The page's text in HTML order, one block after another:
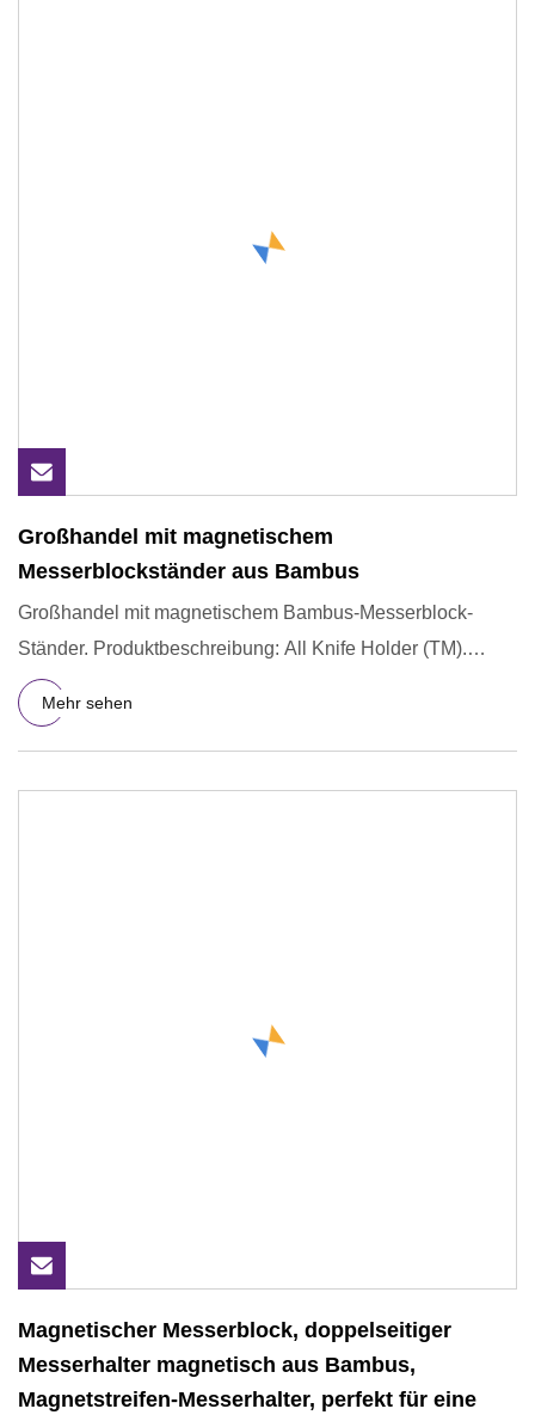
Großhandel mit magnetischem
Messerblockständer aus Bambus
Großhandel mit magnetischem Bambus-Messerblock-
Ständer. Produktbeschreibung: All Knife Holder (TM).
Warum All Knife Hol
Mehr sehen
Magnetischer Messerblock, doppelseitiger
Messerhalter magnetisch aus Bambus,
Magnetstreifen-Messerhalter, perfekt für eine